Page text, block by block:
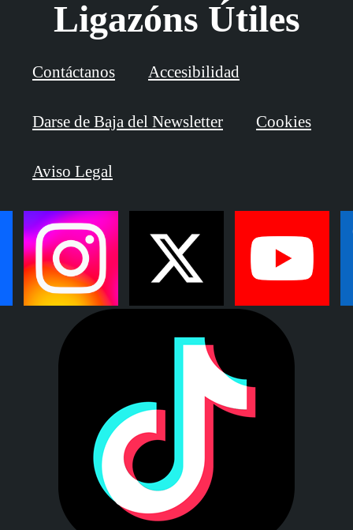
Ligazóns Útiles
Contáctanos Accesibilidad
Darse de Baja del Newsletter Cookies
Aviso Legal